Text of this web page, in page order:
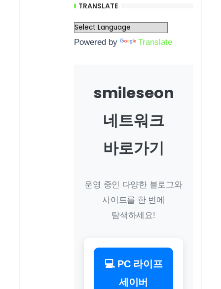
TRANSLATE
Powered by Translate
smileseon
네트워크
바로가기
운영 중인 다양한 블로그와
사이트를 한 번에
탐색하세요!
💻 PC 라이프
세이버